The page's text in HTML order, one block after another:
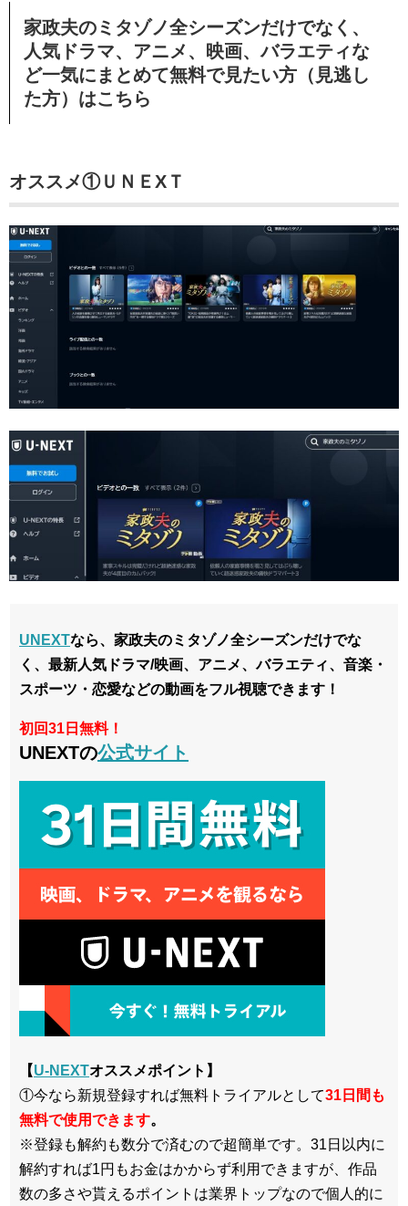
家政夫のミタゾノ全シーズンだけでなく、
人気ドラマ、アニメ、映画、バラエティな
ど一気にまとめて無料で見たい方（見逃し
た方）はこちら
オススメ①ＵＮＥXＴ
UNEXTなら、家政夫のミタゾノ全シーズンだけでな
く、最新人気 ドラマ/映画、アニメ、バラエティ、音楽・
スポーツ・恋愛などの動画をフル視聴できます！
初回31日無料！
UNEXTの公式サイト
【U-NEXTオススメポイント】
①今なら新規登録すれば無料トライアルとして31日間も
無料で使用できます。
※登録も解約も数分で済むので超簡単です。31日以内に
解約すれば1円もお金はかからず利用できますが、作品
数の多さや貰えるポイントは業界トップなので個人的に